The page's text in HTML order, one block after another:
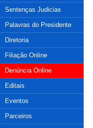
Sentenças Judicias
Palavras do Presidente
Diretoria
Filiação Online
Denúncia Online
Editais
Eventos
Parceiros